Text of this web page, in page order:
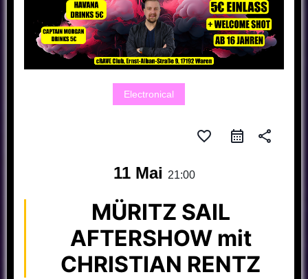
Electronical
favorite_border share
11 Mai 21:00
MÜRITZ SAIL
AFTERSHOW mit
CHRISTIAN RENTZ